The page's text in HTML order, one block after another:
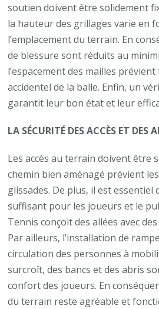
soutien doivent être solidement
la hauteur des grillages varie en
l’emplacement du terrain. En
de blessure sont réduits au
l’espacement des mailles
accidentel de la balle. Enfin, un
garantit leur bon état et leur
LA SÉCURITÉ DES ACCÈS ET DES
Les accès au terrain doivent être
chemin bien aménagé prévient
glissades. De plus, il est essentiel
suffisant pour les joueurs et le
Tennis conçoit des allées avec
Par ailleurs, l’installation de
circulation des personnes à
surcroît, des bancs et des abris
confort des joueurs. En
du terrain reste agréable et